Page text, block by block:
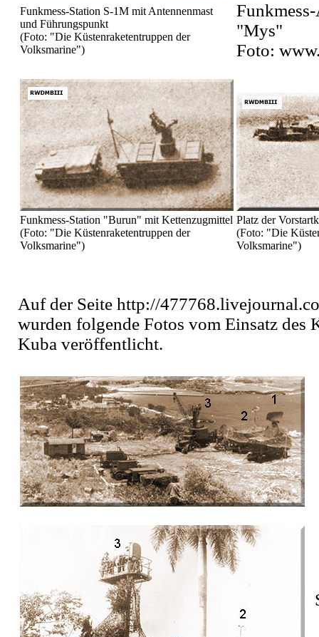
Funkmess-Station S-1M mit Antennenmast
und Führungspunkt
(Foto: "Die Küstenraketentruppen der
Volksmarine")
"Mys"
Foto:
Funkmess-Station "Burun" mit Kettenzugmittel
(Foto: "Die Küstenraketentruppen der
Volksmarine")
Platz der
(Foto: "Die
Volksmarine")
Auf der Seite http://
wurden folgende Fotos vom Einsatz des
Kuba veröffentlicht.